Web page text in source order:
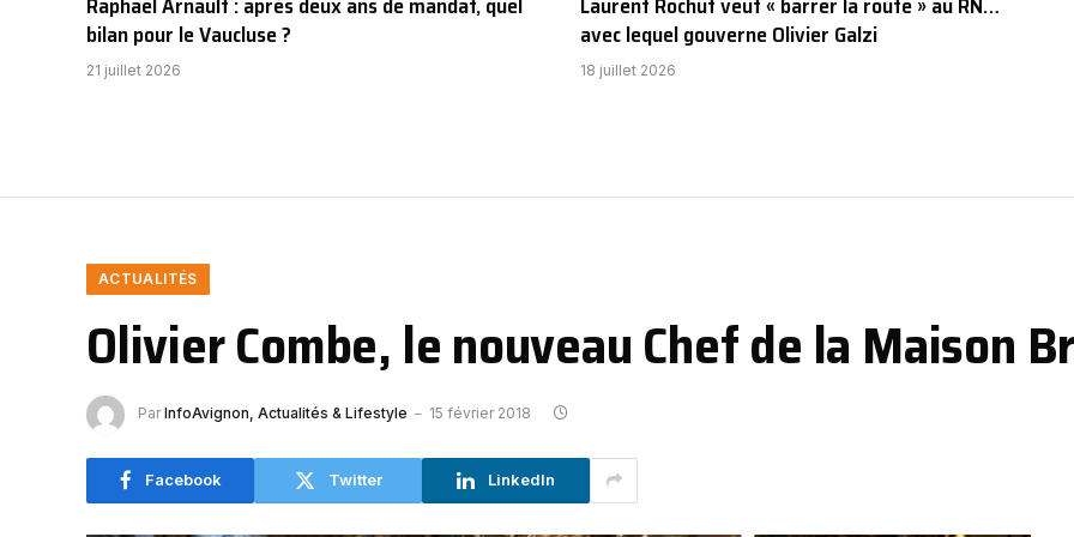
bilan pour le Vaucluse ?
21 juillet 2026
avec lequel gouverne Olivier Galzi
18 juillet 2026
ACTUALITÉS
Olivier Combe, le nouveau Chef de la Maison
Par InfoAvignon, Actualités & Lifestyle 15 février 2018
Facebook Twitter LinkedIn